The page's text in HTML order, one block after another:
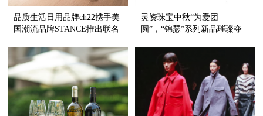
品质生活日用品牌ch22携手美
国潮流品牌STANCE推出联名
限魅力
灵资珠宝中秋“为爱团
圆”，“锦瑟”系列新品璀璨夺